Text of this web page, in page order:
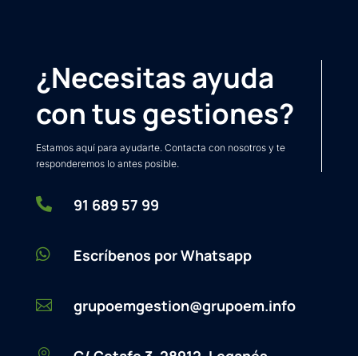
¿Necesitas ayuda
con tus gestiones?
Estamos aquí para ayudarte. Contacta con nosotros y te
responderemos lo antes posible.
 91 689 57 99
 Escríbenos por Whatsapp
 grupoemgestion@grupoem.info